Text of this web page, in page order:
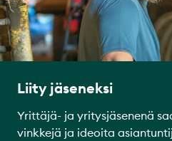
Liity jäseneksi
Yrittäjä- ja yritysjäsenenä
vinkkejä ja ideoita